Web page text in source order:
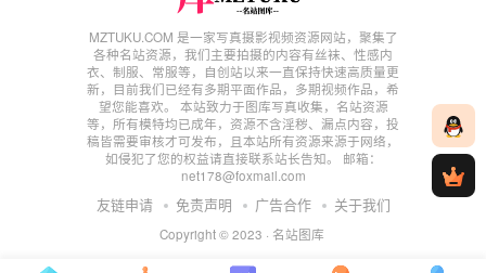
MZTUKU.COM 是一家写真摄影视频资源网站，聚集了
各种名站资源，我们主要拍摄的内容有丝袜、性感内
衣、制服、常服等，自创站以来一直保持快速高质量更
新，目前我们已经有多期平面作品，多期视频作品，希
望您能喜欢。 本站致力于图库写真收集，名站资源
等，所有模特均已成年，资源不含淫秽、漏点内容，投
稿皆需要审核才可发布，且本站所有资源来源于网络，
如侵犯了您的权益请直接联系站长告知。 邮箱：
net178@foxmail.com
友链申请 免责声明 广告合作 关于我们
Copyright © 2023 · 名站图库